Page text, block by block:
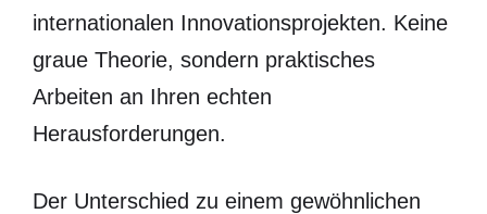
internationalen Innovationsprojekten. Keine
graue Theorie, sondern praktisches
Arbeiten an Ihren echten
Herausforderungen.
Der Unterschied zu einem gewöhnlichen